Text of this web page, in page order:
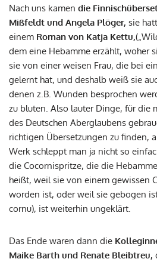
Nach uns kamen die
Mißfeldt und Angela Plöger, sie
einem Roman von Katja Kettu,
dem eine Hebamme erzählt, woher
sie von einer weisen Frau, die bei
gelernt hat, und deshalb weiß sie
denen z.B. Wunden besprochen
zu bluten. Also lauter Dinge, für die
des Deutschen Aberglaubens
richtigen Übersetzungen zu finden,
Werk schleppt man ja nicht so
die Cocornispritze, die die
heißt, weil sie von einem gewissen
worden ist, oder weil sie gebogen
cornu), ist weiterhin ungeklärt.
Das Ende waren dann die
Maike Barth und Renate Bleibtreu,